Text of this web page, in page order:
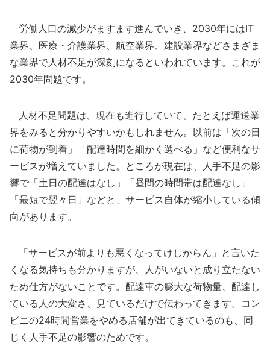
労働人口の減少がますます進んでいき、2030年にはIT
業界、医療・介護業界、航空業界、建設業界などさまざま
な業界で人材不足が深刻になるといわれています。これが
2030年問題です。
人材不足問題は、現在も進行していて、たとえば運送業
界をみると分かりやすいかもしれません。以前は「次の日
に荷物が到着」「配達時間を細かく選べる」など便利なサ
ービスが増えていました。ところが現在は、人手不足の影
響で「土日の配達はなし」「昼間の時間帯は配達なし」
「最短で翌々日」などと、サービス自体が縮小している傾
向があります。
「サービスが前よりも悪くなってけしからん」と言いた
くなる気持ちも分かりますが、人がいないと成り立たない
ため仕方がないことです。配達車の膨大な荷物量、配達し
ている人の大変さ、見ているだけで伝わってきます。コン
ビニの24時間営業をやめる店舗が出てきているのも、同
じく人手不足の影響のためです。